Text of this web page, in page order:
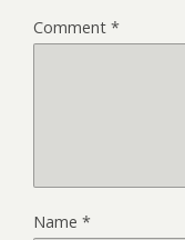
Comment *
Name *